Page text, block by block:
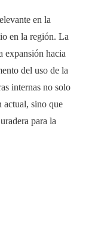
en la
en la región. La
expansión hacia
del uso de la
internas no solo
actual, sino que
para la